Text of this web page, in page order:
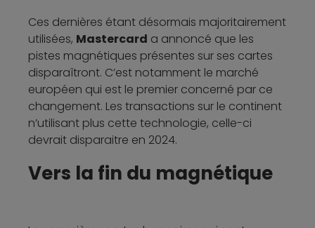
Ces dernières étant désormais majoritairement
utilisées, Mastercard a annoncé que les
pistes magnétiques présentes sur ses cartes
disparaîtront. C’est notamment le marché
européen qui est le premier concerné par ce
changement. Les transactions sur le continent
n’utilisant plus cette technologie, celle-ci
devrait disparaitre en 2024.
Vers la fin du magnétique